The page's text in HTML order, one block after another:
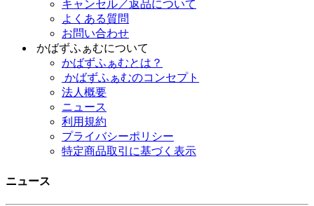
キャンセル／返品について
よくある質問
お問い合わせ
かばずふぁむについて
かばずふぁむとは？
かばずふぁむのコンセプト
法人概要
ニュース
利用規約
プライバシーポリシー
特定商品取引に基づく表示
ニュース